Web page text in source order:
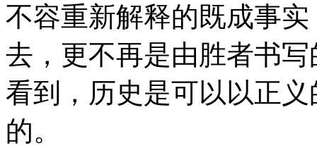
不容重新解释的既成事
去，更不再是由胜者书
看到，历史是可以以正
的。